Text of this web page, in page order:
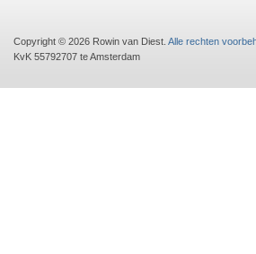
Copyright © 2026 Rowin van Diest. Alle rechten
KvK 55792707 te Amsterdam